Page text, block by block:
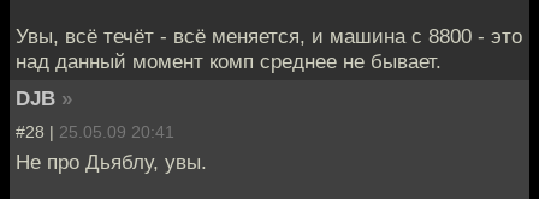
Увы, всё течёт - всё меняется, и машина с 8800 - это
над данный момент комп среднее не бывает.
DJB »
#28 | 25.05.09 20:41
Не про Дьяблу, увы.